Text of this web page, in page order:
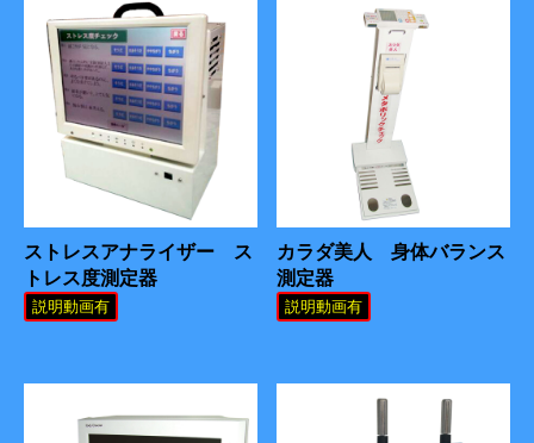
ストレスアナライザー ス
トレス度測定器
説明動画有
カラダ美人 身体バランス
測定器
説明動画有